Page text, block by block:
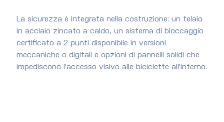
La sicurezza è integrata nella costruzione: un telaio
in acciaio zincato a caldo, un sistema di bloccaggio
certificato a 2 punti disponibile in versioni
meccaniche o digitali e opzioni di pannelli solidi che
impediscono l'accesso visivo alle biciclette all'interno.